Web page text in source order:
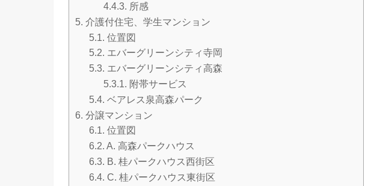
4.4.3. 所感
5. 介護付住宅、学生マンション
5.1. 位置図
5.2. エバーグリーンシティ寺岡
5.3. エバーグリーンシティ高森
5.3.1. 附帯サービス
5.4. ベアレス泉高森パーク
6. 分譲マンション
6.1. 位置図
6.2. A. 高森パークハウス
6.3. B. 桂パークハウス西街区
6.4. C. 桂パークハウス東街区